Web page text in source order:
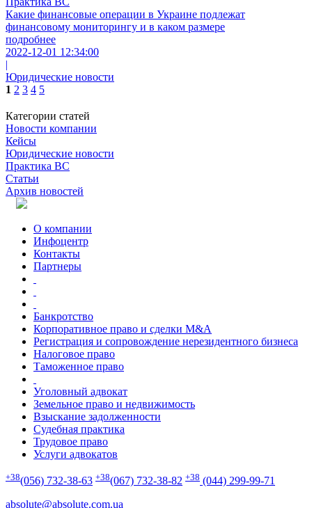
Какие финансовые операции в Украине подлежат
финансовому мониторингу и в каком размере
подробнее
2022-12-01 12:34:00
|
Юридические новости
1 2 3 4 5
Категории статей
Новости компании
Кейсы
Юридические новости
Практика ВС
Статьи
Архив новостей
О компании
Инфоцентр
Контакты
Партнеры
Банкротство
Корпоративное право и сделки M&A
Регистрация и сопровождение нерезидентного бизнеса
Налоговое право
Таможенное право
Уголовный адвокат
Земельное право и недвижимость
Взыскание задолженности
Судебная практика
Трудовое право
Услуги адвокатов
+38(056) 732-38-63 +38(067) 732-38-82 +38 (044) 299-99-71
absolute@absolute.com.ua